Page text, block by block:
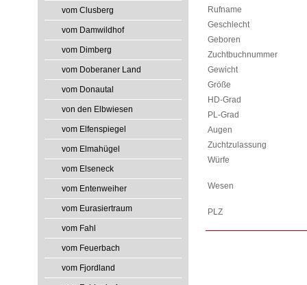
vom Clusberg
vom Damwildhof
vom Dimberg
vom Doberaner Land
vom Donautal
von den Elbwiesen
vom Elfenspiegel
vom Elmahügel
vom Elseneck
vom Entenweiher
vom Eurasiertraum
vom Fahl
vom Feuerbach
vom Fjordland
Rufname
Geschlecht
Geboren
Zuchtbuchnummer
Gewicht
Größe
HD-Grad
PL-Grad
Augen
Zuchtzulassung
Würfe
Wesen
PLZ